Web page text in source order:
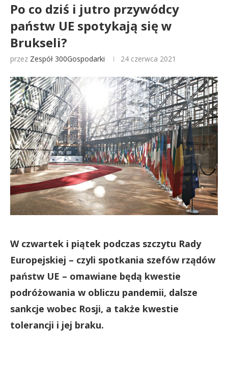
Po co dziś i jutro przywódcy
państw UE spotykają się w
Brukseli?
przez Zespół 300Gospodarki 24 czerwca 2021
W czwartek i piątek podczas szczytu Rady
Europejskiej – czyli spotkania szefów rządów
państw UE – omawiane będą kwestie
podróżowania w obliczu pandemii, dalsze
sankcje wobec Rosji, a także kwestie
tolerancji i jej braku.